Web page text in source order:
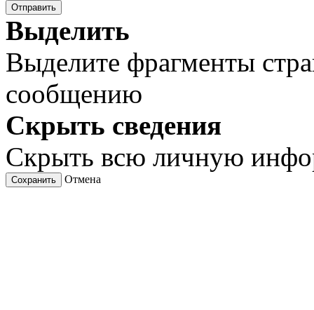
Отправить
Выделить
Выделите фрагменты
сообщению
Скрыть сведения
Скрыть всю личную
Сохранить Отмена